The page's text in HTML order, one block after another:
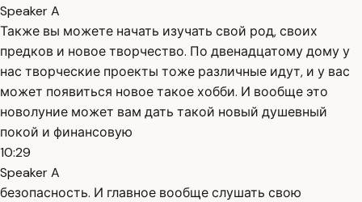
Speaker A
Также вы можете начать изучать свой род, своих
предков и новое творчество. По двенадцатому дому у
нас творческие проекты тоже различные идут, и у вас
может появиться новое такое хобби. И вообще это
новолуние может вам дать такой новый душевный
покой и финансовую
10:29
Speaker A
безопасность. И главное вообще слушать свою